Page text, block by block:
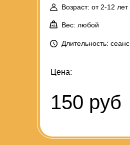
150 руб
Цена:
Возраст: от 2-12 лет
Вес: любой
Длительность: сеанс